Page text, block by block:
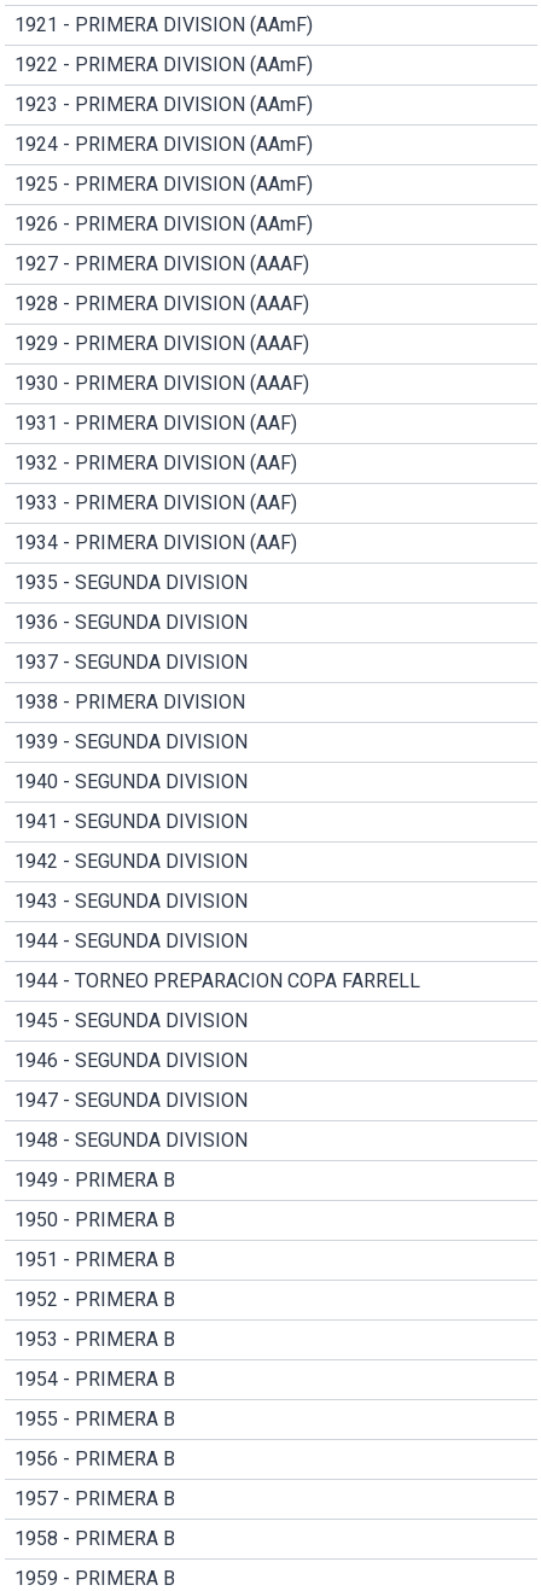
1921 - PRIMERA DIVISION (AAmF)
1922 - PRIMERA DIVISION (AAmF)
1923 - PRIMERA DIVISION (AAmF)
1924 - PRIMERA DIVISION (AAmF)
1925 - PRIMERA DIVISION (AAmF)
1926 - PRIMERA DIVISION (AAmF)
1927 - PRIMERA DIVISION (AAAF)
1928 - PRIMERA DIVISION (AAAF)
1929 - PRIMERA DIVISION (AAAF)
1930 - PRIMERA DIVISION (AAAF)
1931 - PRIMERA DIVISION (AAF)
1932 - PRIMERA DIVISION (AAF)
1933 - PRIMERA DIVISION (AAF)
1934 - PRIMERA DIVISION (AAF)
1935 - SEGUNDA DIVISION
1936 - SEGUNDA DIVISION
1937 - SEGUNDA DIVISION
1938 - PRIMERA DIVISION
1939 - SEGUNDA DIVISION
1940 - SEGUNDA DIVISION
1941 - SEGUNDA DIVISION
1942 - SEGUNDA DIVISION
1943 - SEGUNDA DIVISION
1944 - SEGUNDA DIVISION
1944 - TORNEO PREPARACION COPA FARRELL
1945 - SEGUNDA DIVISION
1946 - SEGUNDA DIVISION
1947 - SEGUNDA DIVISION
1948 - SEGUNDA DIVISION
1949 - PRIMERA B
1950 - PRIMERA B
1951 - PRIMERA B
1952 - PRIMERA B
1953 - PRIMERA B
1954 - PRIMERA B
1955 - PRIMERA B
1956 - PRIMERA B
1957 - PRIMERA B
1958 - PRIMERA B
1959 - PRIMERA B